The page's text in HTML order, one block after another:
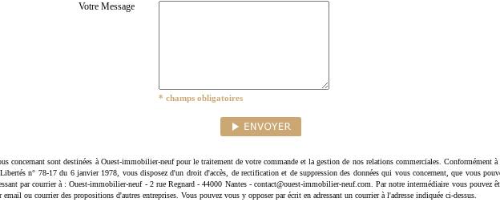
Votre Message
* champs obligatoires
concernant sont destinées à Ouest-immobilier-neuf pour le traitement de votre commande et la gestion de nos relations commerciales. Conformément à
n° 78-17 du 6 janvier 1978, vous disposez d'un droit d'accès, de rectification et de suppression des données qui vous concernent, que vous
par courrier à : Ouest-immobilier-neuf - 2 rue Regnard - 44000 Nantes - contact@ouest-immobilier-neuf.com. Par notre intermédiaire vous pouvez
email ou courrier des propositions d'autres entreprises. Vous pouvez vous y opposer par écrit en adressant un courrier à l'adresse indiquée ci-dessus.